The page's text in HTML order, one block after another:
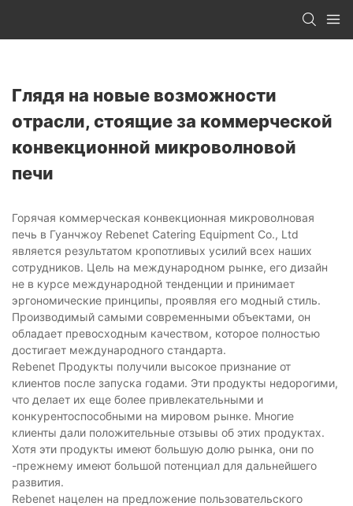
Глядя на новые возможности
отрасли, стоящие за коммерческой
конвекционной микроволновой
печи
Горячая коммерческая конвекционная микроволновая
печь в Гуанчжоу Rebenet Catering Equipment Co., Ltd
является результатом кропотливых усилий всех наших
сотрудников. Цель на международном рынке, его дизайн
не в курсе международной тенденции и принимает
эргономические принципы, проявляя его модный стиль.
Производимый самыми современными объектами, он
обладает превосходным качеством, которое полностью
достигает международного стандарта.
Rebenet Продукты получили высокое признание от
клиентов после запуска годами. Эти продукты недорогими,
что делает их еще более привлекательными и
конкурентоспособными на мировом рынке. Многие
клиенты дали положительные отзывы об этих продуктах.
Хотя эти продукты имеют большую долю рынка, они по
-прежнему имеют большой потенциал для дальнейшего
развития.
Rebenet нацелен на предложение пользовательского